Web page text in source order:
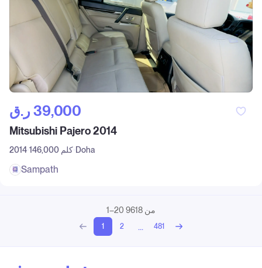
ر.ق‎ 39,000
Mitsubishi Pajero 2014
2014 146,000 كلم Doha
Sampath
1–20 من 9618
1 2 ... 481